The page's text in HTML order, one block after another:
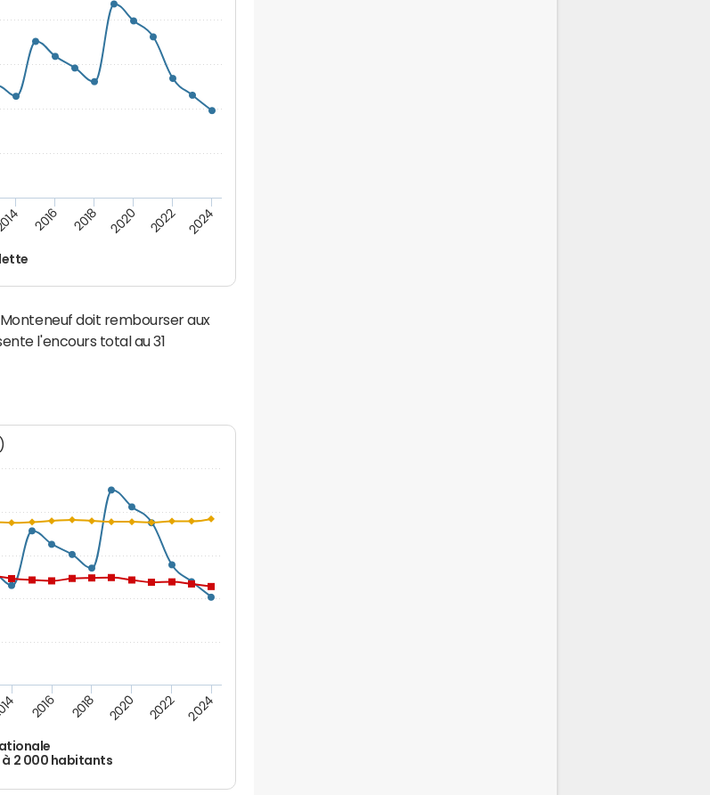
2016 2018 2020 2022 2024
doit rembourser aux
l'encours total au 31
à 2 000 habitants
2016 2018 2020 2022 2024